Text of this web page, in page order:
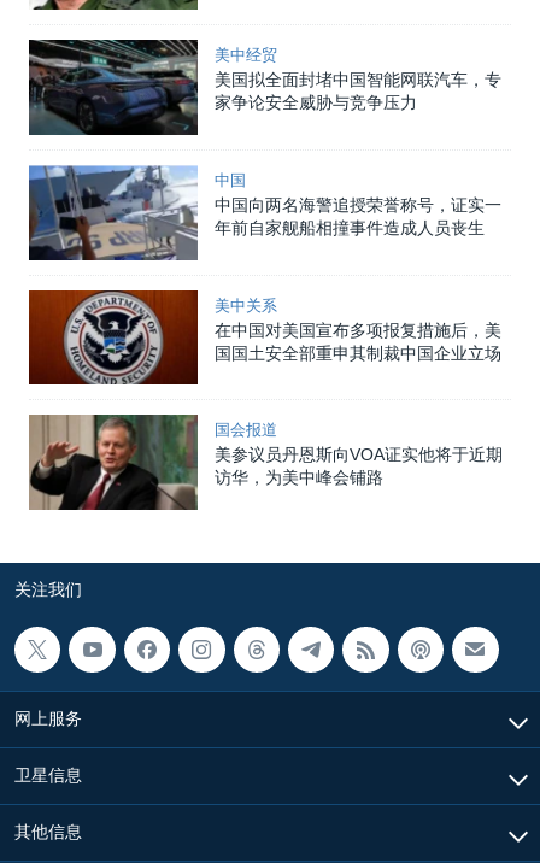
美中经贸
美国拟全面封堵中国智能网联汽车，专
家争论安全威胁与竞争压力
中国
中国向两名海警追授荣誉称号，证实一
年前自家舰船相撞事件造成人员丧生
美中关系
在中国对美国宣布多项报复措施后，美
国国土安全部重申其制裁中国企业立场
国会报道
美参议员丹恩斯向VOA证实他将于近期
访华，为美中峰会铺路
关注我们
网上服务
卫星信息
其他信息